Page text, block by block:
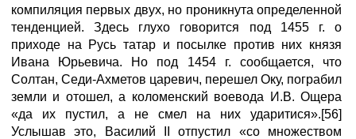
компиляция первых двух, но проникнута определенной
тенденцией. Здесь глухо говорится под 1455 г. о
приходе на Русь татар и посылке против них князя
Ивана Юрьевича. Но под 1454 г. сообщается, что
Солтан, Седи-Ахметов царевич, перешел Оку, пограбил
земли и отошел, а коломенский воевода И.В. Ощера
«да их пустил, а не смел на них ударитися».[56]
Услышав это, Василий II отпустил «со множеством